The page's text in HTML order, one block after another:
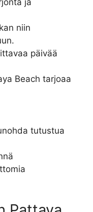
ja
niin
päivää
Beach tarjoaa
tutustua